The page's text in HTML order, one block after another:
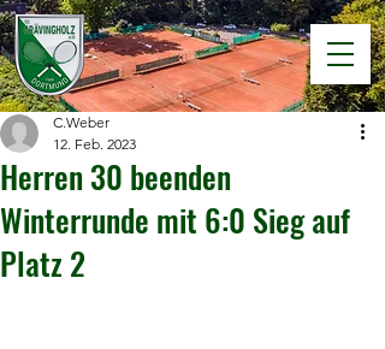
Herren 30 beenden
Winterrunde mit 6:0 Sieg auf
Platz 2
C.Weber
12. Feb. 2023